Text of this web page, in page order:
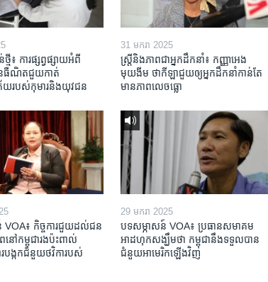
៖ ការផ្សព្វផ្សាយអំពី
នធឺណិតជួយកាត់
យរបស់កុមារនិងយុវជន
31 មករា 2025
ស្រ្តី​និង​ភាព​ជា​អ្នក​ដឹកនាំ៖ កញ្ញា​អេង
មុយងីម ថា​កីឡា​ជួយឲ្យ​អ្នកដឹកនាំ​កាន់តែ​
មាន​ភាព​លេចធ្លោ
VOA៖ កិច្ចការ​ជួយ​ដល់​ជន​
នៅកម្ពុជា​រង​ប៉ះពាល់​
បង្កក​ជំនួយ​ថវិកា​របស់​
29 មករា 2025
បទសម្ភាសន៍ VOA៖ ប្រធាន​សមាគម​
អាដហុក​សង្ឃឹម​ថា កម្ពុជា​នឹង​ទទួល​បាន​
ជំនួយ​អាមេរិក​ឡើងវិញ